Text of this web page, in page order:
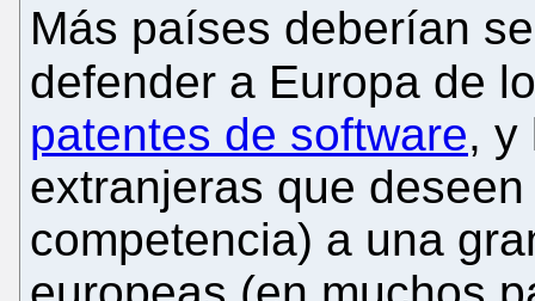
Más países deberían
defender a Europa de
patentes de software, y
extranjeras que
competencia) a una